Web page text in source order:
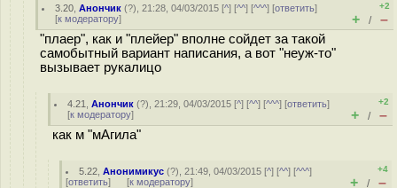
3.20 ,Анончик (?), 21:28, 04/03/2015 [^] [^^] [^^^] [ответить]
[к модератору]
+2
+ / –
"плаер", как и "плейер" вполне сойдет за такой
самобытный вариант написания, а вот "неуж-то"
вызывает рукалицо
4.21 ,Анончик (?), 21:29, 04/03/2015 [^] [^^] [^^^] [ответить]
[к модератору]
+2
+ / –
как м "мАгила"
5.22 ,Анонимикус (?), 21:49, 04/03/2015 [^] [^^] [^^^]
[ответить] [к модератору]
+4
+ / –